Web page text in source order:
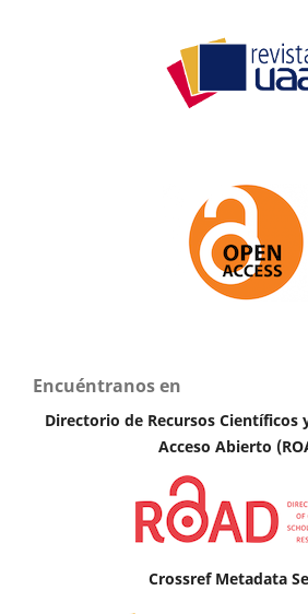
Encuéntranos en
Directorio de Recursos Científicos
Acceso Abierto
Crossref Metadata